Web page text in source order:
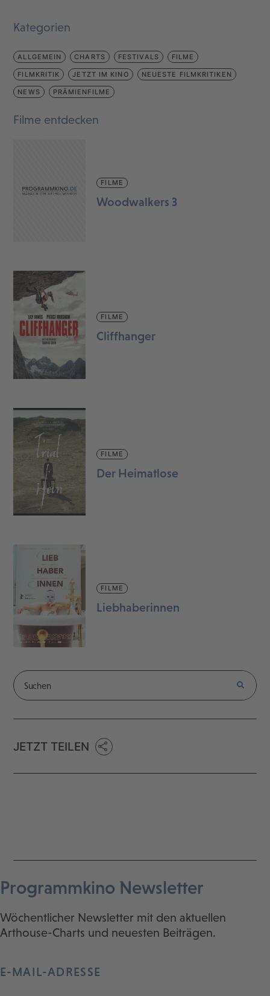
Kategorien
ALLGEMEIN CHARTS FESTIVALS FILME
FILMKRITIK JETZT IM KINO NEUESTE FILMKRITIKEN
NEWS PRÄMIENFILME
Filme entdecken
FILME
Woodwalkers 3
FILME
Cliffhanger
FILME
Der Heimatlose
FILME
Liebhaberinnen
JETZT TEILEN
Programmkino Newsletter
Wöchentlicher Newsletter mit den aktuellen
Arthouse-Charts und neuesten Beiträgen.
E-MAIL-ADRESSE